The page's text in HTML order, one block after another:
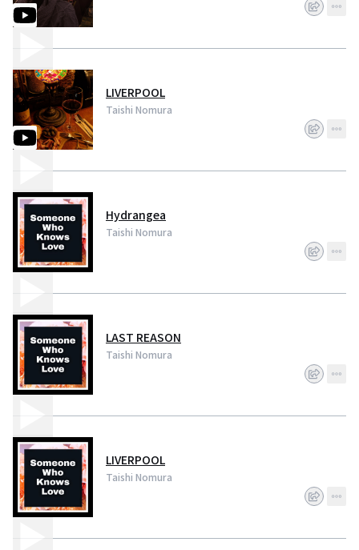
LIVERPOOL
Taishi Nomura
Hydrangea
Taishi Nomura
LAST REASON
Taishi Nomura
LIVERPOOL
Taishi Nomura